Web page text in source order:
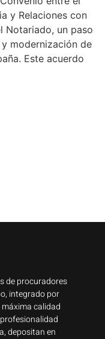
y Relaciones con
Notariado, un paso
modernización de
Este acuerdo
de procuradores
integrado por
calidad
depositan en